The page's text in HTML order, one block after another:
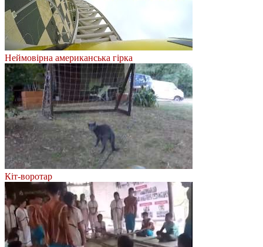
Неймовірна американська гірка
Кіт-воротар